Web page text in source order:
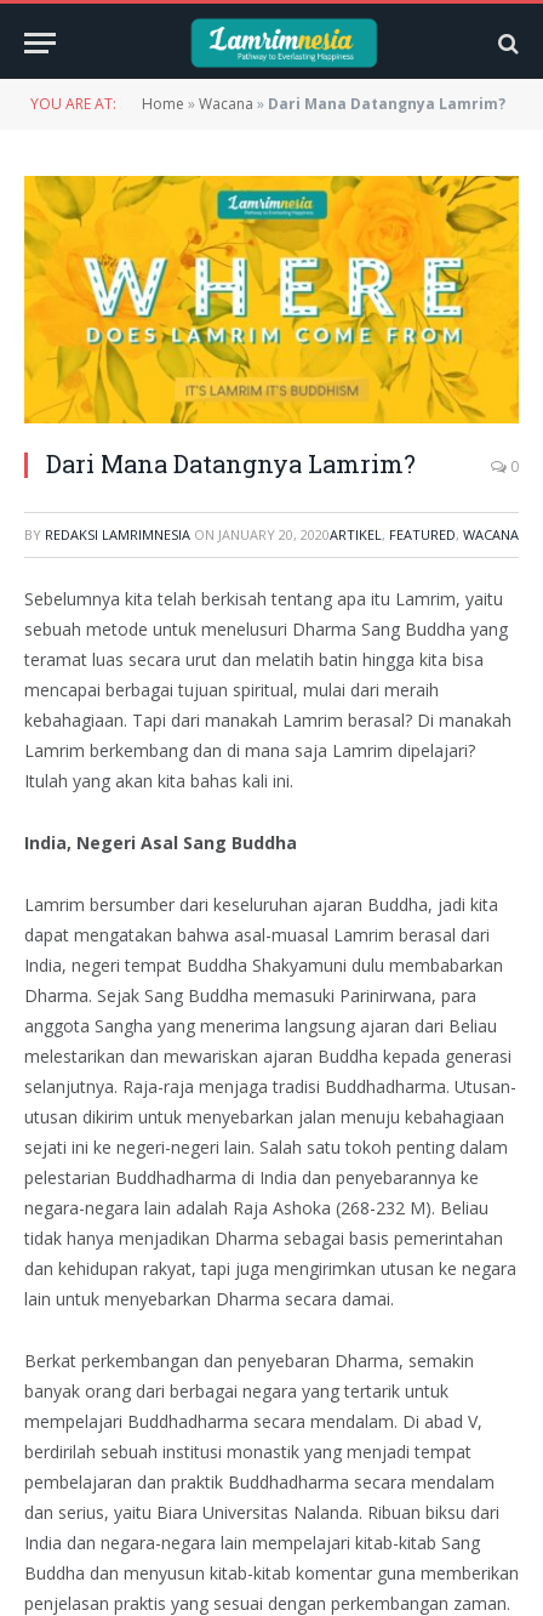
YOU ARE AT: Home »Wacana » Dari Mana Datangnya Lamrim?
Dari Mana Datangnya Lamrim? 0
BY REDAKSI LAMRIMNESIA ON JANUARY 20, 2020ARTIKEL, FEATURED, WACANA
Sebelumnya kita telah berkisah tentang apa itu Lamrim, yaitu
sebuah metode untuk menelusuri Dharma Sang Buddha yang
teramat luas secara urut dan melatih batin hingga kita bisa
mencapai berbagai tujuan spiritual, mulai dari meraih
kebahagiaan. Tapi dari manakah Lamrim berasal? Di manakah
Lamrim berkembang dan di mana saja Lamrim dipelajari?
Itulah yang akan kita bahas kali ini.
India, Negeri Asal Sang Buddha
Lamrim bersumber dari keseluruhan ajaran Buddha, jadi kita
dapat mengatakan bahwa asal-muasal Lamrim berasal dari
India, negeri tempat Buddha Shakyamuni dulu membabarkan
Dharma. Sejak Sang Buddha memasuki Parinirwana, para
anggota Sangha yang menerima langsung ajaran dari Beliau
melestarikan dan mewariskan ajaran Buddha kepada generasi
selanjutnya. Raja-raja menjaga tradisi Buddhadharma. Utusan-
utusan dikirim untuk menyebarkan jalan menuju kebahagiaan
sejati ini ke negeri-negeri lain. Salah satu tokoh penting dalam
pelestarian Buddhadharma di India dan penyebarannya ke
negara-negara lain adalah Raja Ashoka (268-232 M). Beliau
tidak hanya menjadikan Dharma sebagai basis pemerintahan
dan kehidupan rakyat, tapi juga mengirimkan utusan ke negara
lain untuk menyebarkan Dharma secara damai.
Berkat perkembangan dan penyebaran Dharma, semakin
banyak orang dari berbagai negara yang tertarik untuk
mempelajari Buddhadharma secara mendalam. Di abad V,
berdirilah sebuah institusi monastik yang menjadi tempat
pembelajaran dan praktik Buddhadharma secara mendalam
dan serius, yaitu Biara Universitas Nalanda. Ribuan biksu dari
India dan negara-negara lain mempelajari kitab-kitab Sang
Buddha dan menyusun kitab-kitab komentar guna memberikan
penjelasan praktis yang sesuai dengan perkembangan zaman.